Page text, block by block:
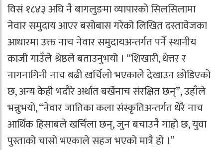
विसं १८४३ अघि नै बागलुङमा व्यापारको सिलसिलामा
नेवार समुदाय आएर बसोबास गरेको लिखित दस्तावेजका
आधारमा उक्त नाच नेवार समुदायअन्तर्गत पर्ने स्थानीय
काजी गाउँले श्रेष्ठले बताउनुभयो । “शिखारी, थेत्तर र
नागनागिनी नाच बढी खर्चिलो भएकाले देखाउन छोडिएको
छ, अन्य केही भदौरे अर्थात बर्खेनाच संरक्षित छन्”, उहाँले
भन्नुभयो, “नेवार जातिका कला संस्कृतिअन्तर्गत धेरै नाच
आर्थिक हिसाबले खर्चिला छन्, जुन बचाउनै गाह्रो छ, युवा
पुस्ताको चासो भएकाले सहज भएको मात्रै हो ।”